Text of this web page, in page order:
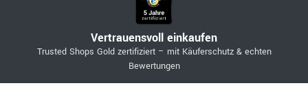
Vertrauensvoll einkaufen
Trusted Shops Gold zertifiziert – mit Käuferschutz & echten
Bewertungen